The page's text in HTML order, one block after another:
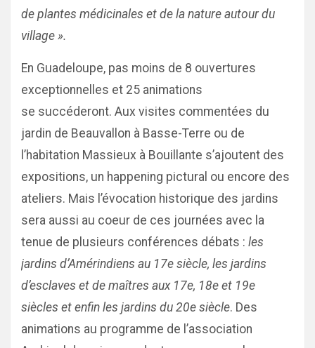
de plantes médicinales et de la nature autour du
village ».
En Guadeloupe, pas moins de 8 ouvertures
exceptionnelles et 25 animations
se succéderont. Aux visites commentées du
jardin de Beauvallon à Basse-Terre ou de
l’habitation Massieux à Bouillante s’ajoutent des
expositions, un happening pictural ou encore des
ateliers. Mais l’évocation historique des jardins
sera aussi au coeur de ces journées avec la
tenue de plusieurs conférences débats : les
jardins d’Amérindiens au 17e siècle, les jardins
d’esclaves et de maîtres aux 17e, 18e et 19e
siècles et enfin les jardins du 20e siècle. Des
animations au programme de l’association